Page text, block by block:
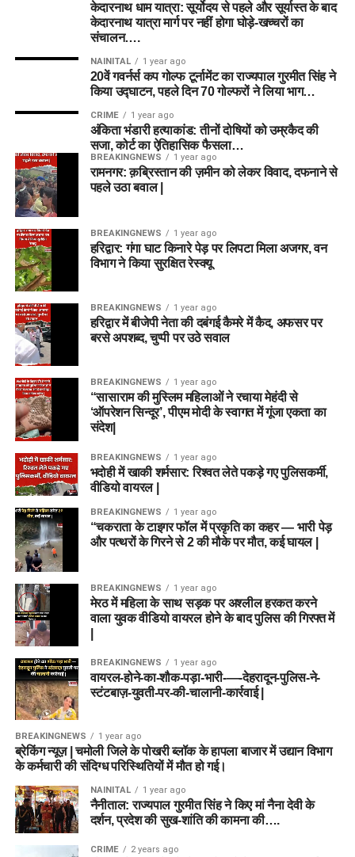
केदारनाथ धाम यात्रा: सूर्योदय से पहले और सूर्यास्त के बाद
केदारनाथ यात्रा मार्ग पर नहीं होगा घोड़े-खच्चरों का
संचालन….
NAINITAL 1 year ago
20वें गवर्नर्स कप गोल्फ टूर्नामेंट का राज्यपाल गुरमीत सिंह ने
किया उद्घाटन, पहले दिन 70 गोल्फरों ने लिया भाग…
CRIME 1 year ago
अंकिता भंडारी हत्याकांड: तीनों दोषियों को उम्रकैद की
सजा, कोर्ट का ऐतिहासिक फैसला…
BREAKINGNEWS 1 year ago
रामनगर: क़ब्रिस्तान की ज़मीन को लेकर विवाद, दफनाने से
पहले उठा बवाल |
BREAKINGNEWS 1 year ago
हरिद्वार: गंगा घाट किनारे पेड़ पर लिपटा मिला अजगर, वन
विभाग ने किया सुरक्षित रेस्क्यू
BREAKINGNEWS 1 year ago
हरिद्वार में बीजेपी नेता की दबंगई कैमरे में कैद, अफसर पर
बरसे अपशब्द, चुप्पी पर उठे सवाल
BREAKINGNEWS 1 year ago
“सासाराम की मुस्लिम महिलाओं ने रचाया मेहंदी से
‘ऑपरेशन सिन्दूर’, पीएम मोदी के स्वागत में गूंजा एकता का
संदेश|
BREAKINGNEWS 1 year ago
भदोही में खाकी शर्मसार: रिश्वत लेते पकड़े गए पुलिसकर्मी,
वीडियो वायरल |
BREAKINGNEWS 1 year ago
“चकराता के टाइगर फॉल में प्रकृति का कहर — भारी पेड़
और पत्थरों के गिरने से 2 की मौके पर मौत, कई घायल |
BREAKINGNEWS 1 year ago
मेरठ में महिला के साथ सड़क पर अश्लील हरकत करने
वाला युवक वीडियो वायरल होने के बाद पुलिस की गिरफ्त में
BREAKINGNEWS 1 year ago
वायरल-होने-का-शौक-पड़ा-भारी-—-देहरादून-पुलिस-ने-
स्टंटबाज़-युवती-पर-की-चालानी-कार्रवाई |
BREAKINGNEWS 1 year ago
ब्रेकिंग न्यूज़ | चमोली जिले के पोखरी ब्लॉक के हापला बाजार में उद्यान विभाग
के कर्मचारी की संदिग्ध परिस्थितियों में मौत हो गई।
NAINITAL 1 year ago
नैनीताल: राज्यपाल गुरमीत सिंह ने किए मां नैना देवी के
दर्शन, प्रदेश की सुख-शांति की कामना की….
CRIME 2 years ago